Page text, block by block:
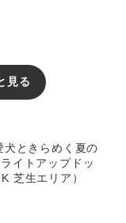
見る
犬ときらめく夏の
イトアップドッ
芝生エリア）